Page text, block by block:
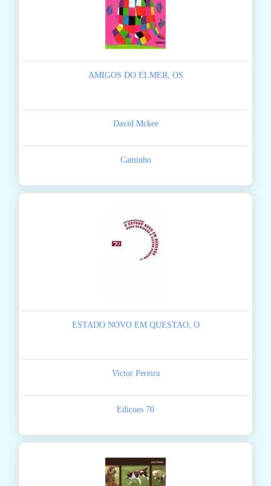
AMIGOS DO ELMER, OS
David Mckee
Caminho
ESTADO NOVO EM QUESTAO, O
Victor Pereira
Edicoes 70